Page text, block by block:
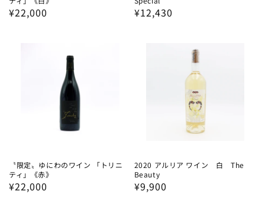
通
¥22,000
通
¥12,430
〝限定〟ゆにわのワイン 「トリニ
ティ」《赤》
通
¥22,000
2020 アルリア ワイン 白 The
Beauty
通
¥9,900